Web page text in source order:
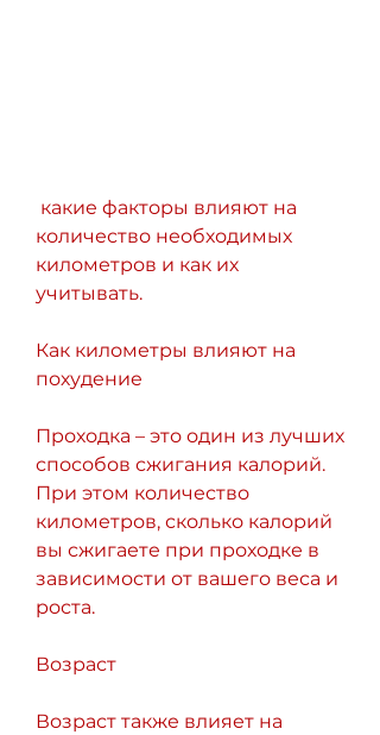
количество необходимых
километров и как их
учитывать.
Как километры влияют на
похудение
Проходка – это один из лучших
способов сжигания калорий.
При этом количество
километров, сколько калорий
вы сжигаете при проходке в
зависимости от вашего веса и
роста.
Возраст
Возраст также влияет на